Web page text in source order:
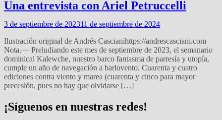
Una entrevista con Ariel Petruccelli
3 de septiembre de 202311 de septiembre de 2024
Ilustración original de Andrés Cascianihttps://andrescasciani.com
Nota.— Preludiando este mes de septiembre de 2023, el semanario
dominical Kalewche, nuestro barco fantasma de parresía y utopía,
cumple un año de navegación a barlovento. Cuarenta y cuatro
ediciones contra viento y marea (cuarenta y cinco para mayor
precesión, pues no hay que olvidarse […]
¡Síguenos en nuestras redes!